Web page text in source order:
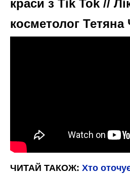
краси з Tik Tok //
косметолог
ЧИТАЙ ТАКОЖ: Хто